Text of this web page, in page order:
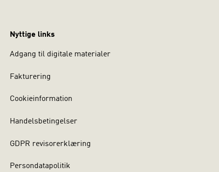
Nyttige links
Adgang til digitale materialer
Fakturering
Cookieinformation
Handelsbetingelser
GDPR revisorerklæring
Persondatapolitik